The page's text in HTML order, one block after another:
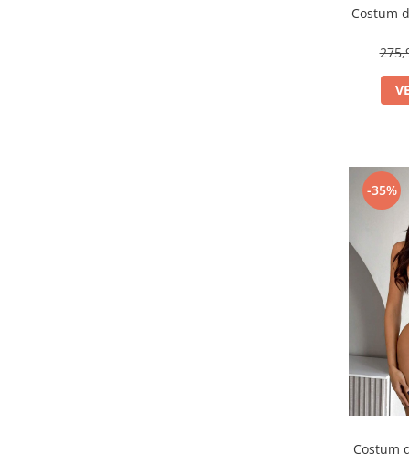
Costum
-35%
Costum